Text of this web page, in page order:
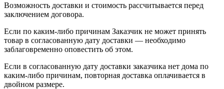
Возможность доставки и стоимость рассчитывается перед
заключением договора.
Если по каким-либо причинам Заказчик не может принять
товар в согласованную дату доставки — необходимо
заблаговременно оповестить об этом.
Если в согласованную дату доставки заказчика нет дома по
каким-либо причинам, повторная доставка оплачивается в
двойном размере.